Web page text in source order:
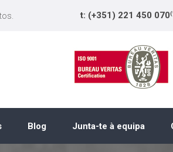
t: (+351) 221 450 070
Blog Junta-te à equipa